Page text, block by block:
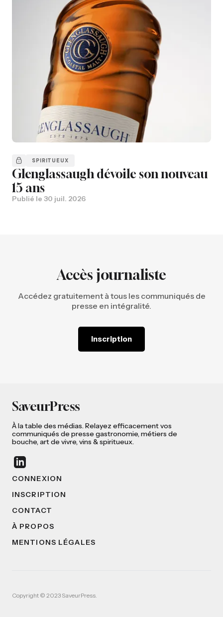
SPIRITUEUX
Glenglassaugh dévoile son nouveau
15 ans
Publié le 30 juil. 2026
Accès journaliste
Accédez gratuitement à tous les communiqués de
presse en intégralité.
Inscription
SaveurPress
À la table des médias. Relayez efficacement vos
communiqués de presse gastronomie, métiers de
bouche, art de vivre, vins & spiritueux.
CONNEXION
INSCRIPTION
CONTACT
À PROPOS
MENTIONS LÉGALES
Copyright © 2023 SaveurPress.